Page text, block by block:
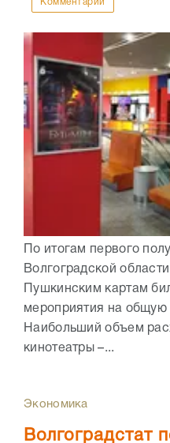
Комментарии
По итогам первого
Волгоградской
Пушкинским картам
мероприятия на общую
Наибольший объем
кинотеатры –...
Экономика
Волгоградстат